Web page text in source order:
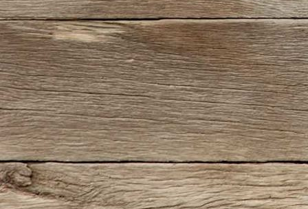
IMG-20181105-WA0017